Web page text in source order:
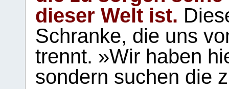
dieser Welt ist.
Schranke, die uns
trennt. »Wir haben
sondern suchen die